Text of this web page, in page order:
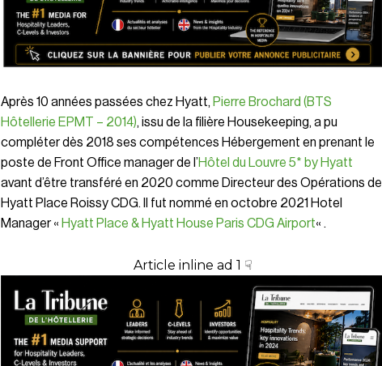
Après 10 années passées chez Hyatt, Pierre Brochard (BTS
Hôtellerie EPMT – 2014), issu de la filière Housekeeping, a pu
compléter dès 2018 ses compétences Hébergement en prenant le
poste de Front Office manager de l’Hôtel du Louvre 5* by Hyatt
avant d’être transféré en 2020 comme Directeur des Opérations de
Hyatt Place Roissy CDG. Il fut nommé en octobre 2021 Hotel
Manager « Hyatt Place & Hyatt House Paris CDG Airport« .
Article inline ad 1 ☟